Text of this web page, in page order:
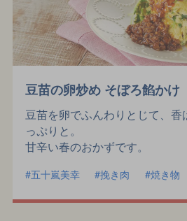
豆苗の卵炒め そぼろ餡かけ
豆苗を卵でふんわりとじて、香
っぷりと。
甘辛い春のおかずです。
五十嵐美幸 挽き肉 焼き物